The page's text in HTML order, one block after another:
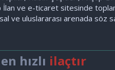
ve e-ticaret sitesinde
ve uluslararası arenada söz
hızlı ilaçtır